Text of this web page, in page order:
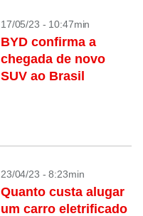
17/05/23 - 10:47min
BYD confirma a
chegada de novo
SUV ao Brasil
23/04/23 - 8:23min
Quanto custa alugar
um carro eletrificado